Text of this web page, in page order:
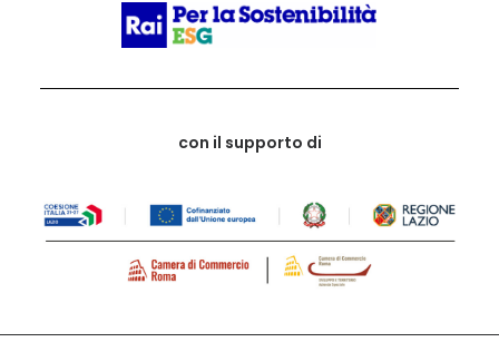
con il supporto di